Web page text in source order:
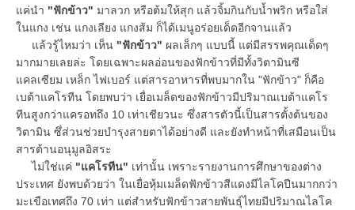
แค่นำ "ฟักข้าว" มาลวก หรือต้มให้สุก แล้วจิ้มกินกับน้ำพริก หรือใส่
ในแกง เช่น แกงเลียง แกงส้ม ก็ได้เมนูอร่อยเด็ดอีกจานแล้ว
แล้วรู้ไหมว่า เห็น "ฟักข้าว" ผลเล็กๆ แบบนี้ แต่มีสรรพคุณเด็ดๆ
มากมายเลยล่ะ โดยเฉพาะผลอ่อนของฟักข้าวที่มีทั้งวิตามินซี
แคลเซียม เหล็ก ไฟเบอร์ แต่สารอาหารที่พบมากใน "ฟักข้าว" ก็คือ
เบต้าแคโรทีน โดยพบว่า เยื่อเมล็ดของฟักข้าวมีปริมาณเบต้าแคโร
ทีนสูงกว่าแครอทถึง 10 เท่าเชียวนะ ซึ่งสารตัวนี้เป็นสารตั้งต้นของ
วิตามิน ซึ่ส่วนช่วยบำรุงสายตาได้อย่างดี และยังทำหน้าที่เสมือนเป็น
สารต้านอนุมูลอิสระ
ไม่ใช่แค่ "แคโรทีน" เท่านั้น เพราะรายงานการศึกษาของต่าง
ประเทศ ยังพบด้วยว่า ในเยื่อหุ้มเมล็ดฟักข้าวสีแดงมีไลโคปีนมากกว่า
มะเขือเทศถึง 70 เท่า แต่สำหรับฟักข้าวสายพันธุ์ไทยมีปริมาณไลโค